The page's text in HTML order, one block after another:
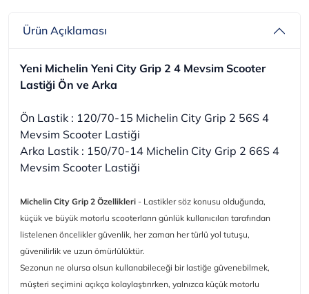
Ürün Açıklaması
Yeni Michelin Yeni City Grip 2 4 Mevsim Scooter
Lastiği Ön ve Arka
Ön Lastik : 120/70-15 Michelin City Grip 2 56S 4
Mevsim Scooter Lastiği
Arka Lastik : 150/70-14 Michelin City Grip 2 66S 4
Mevsim Scooter Lastiği
Michelin City Grip 2 Özellikleri - Lastikler söz konusu olduğunda,
küçük ve büyük motorlu scooterların günlük kullanıcıları tarafından
listelenen öncelikler güvenlik, her zaman her türlü yol tutuşu,
güvenilirlik ve uzun ömürlülüktür.
Sezonun ne olursa olsun kullanabileceği bir lastiğe güvenebilmek,
müşteri seçimini açıkça kolaylaştırırken, yalnızca küçük motorlu